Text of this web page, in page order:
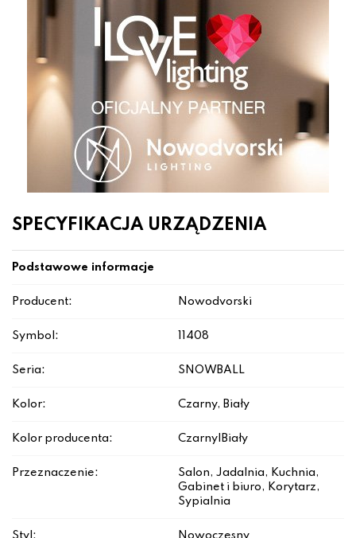
SPECYFIKACJA URZĄDZENIA
Podstawowe informacje
Producent: Nowodvorski
Symbol: 11408
Seria: SNOWBALL
Kolor: Czarny, Biały
Kolor producenta: Czarny|Biały
Przeznaczenie:
Salon, Jadalnia, Kuchnia,
Gabinet i biuro, Korytarz,
Sypialnia